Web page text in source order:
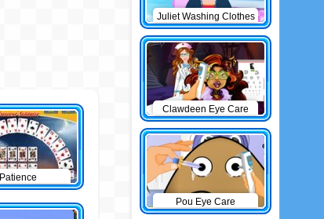
Patience
Juliet Washing Clothes
Clawdeen Eye Care
Pou Eye Care